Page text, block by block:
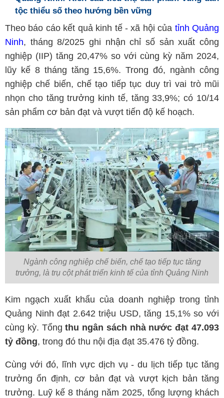
tộc thiểu số theo hướng bền vững
Theo báo cáo kết quả kinh tế - xã hội của tỉnh Quảng
Ninh, tháng 8/2025 ghi nhận chỉ số sản xuất công
nghiệp (IIP) tăng 20,47% so với cùng kỳ năm 2024,
lũy kế 8 tháng tăng 15,6%. Trong đó, ngành công
nghiệp chế biến, chế tạo tiếp tục duy trì vai trò mũi
nhọn cho tăng trưởng kinh tế, tăng 33,9%; có 10/14
sản phẩm cơ bản đạt và vượt tiến độ kế hoạch.
Ngành công nghiệp chế biến, chế tạo tiếp tục tăng
trưởng, là trụ cột phát triển kinh tế của tỉnh Quảng Ninh
Kim ngạch xuất khẩu của doanh nghiệp trong tỉnh
Quảng Ninh đạt 2.642 triệu USD, tăng 15,1% so với
cùng kỳ. Tổngthu ngân sách nhà nước đạt 47.093
tỷ đồng, trong đó thu nội địa đạt 35.476 tỷ đồng.
Cùng với đó, lĩnh vực dịch vụ - du lịch tiếp tục tăng
trưởng ổn định, cơ bản đạt và vượt kịch bản tăng
trưởng. Luỹ kế 8 tháng năm 2025, tổng lượng khách